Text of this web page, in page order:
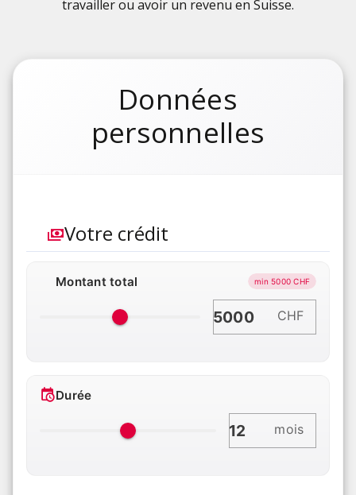
travailler ou avoir un revenu en Suisse.
Données
personnelles
Votre crédit
Montant total min 5000 CHF
CHF
Durée
mois